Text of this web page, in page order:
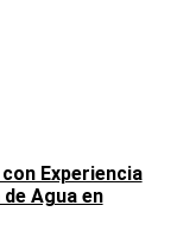
Experiencia
Agua en